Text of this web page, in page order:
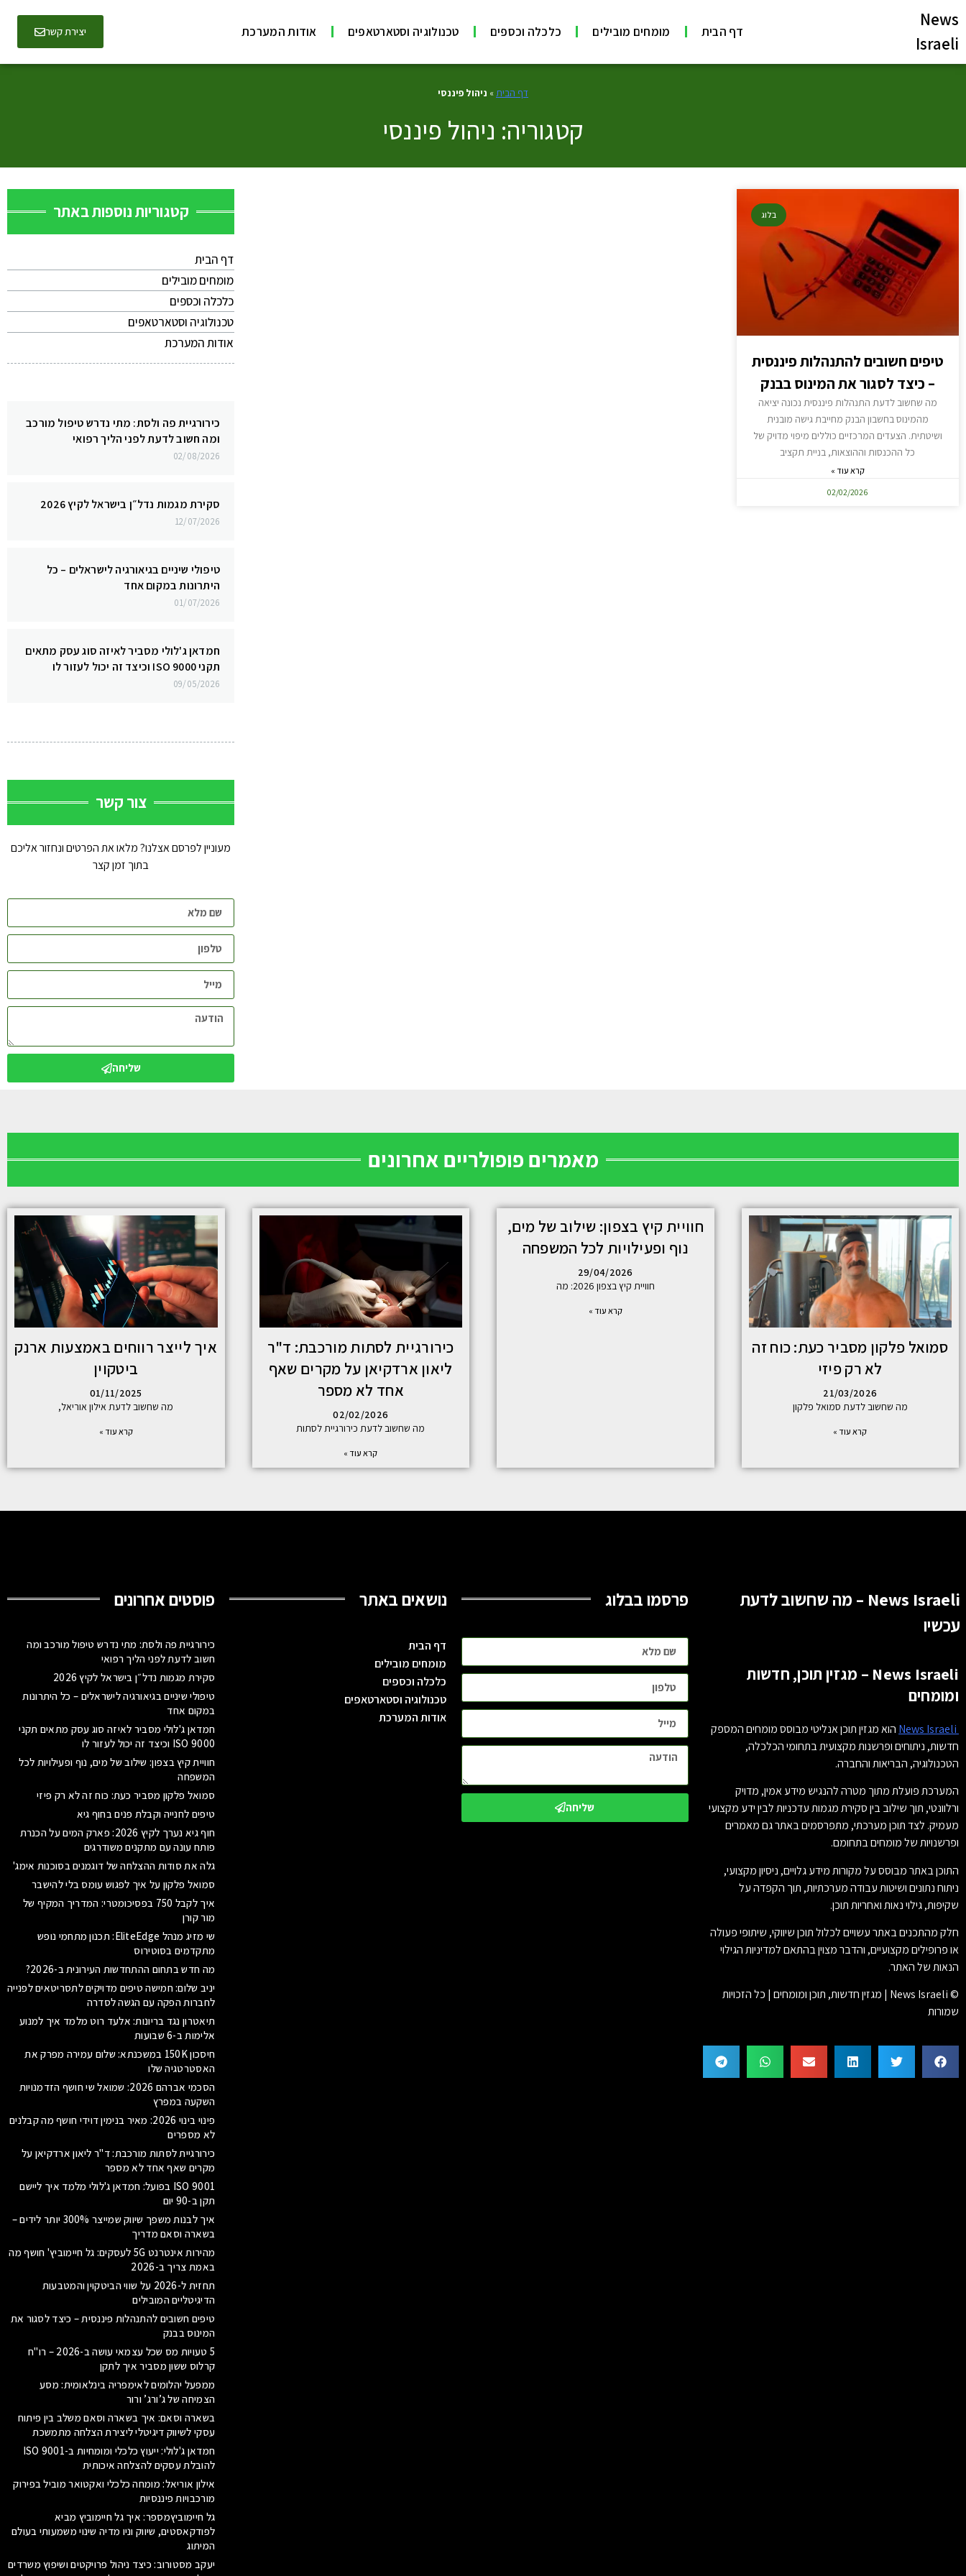
News
Israeli
דף הבית מומחים מובילים כלכלה וכספים טכנולוגיה וסטארטאפים אודות המערכת יצירת קשר
דף הבית» ניהול פיננסי
קטגוריה: ניהול פיננסי
בלוג
טיפים חשובים להתנהלות פיננסית
– כיצד לסגור את המינוס בבנק
מה שחשוב לדעת התנהלות פיננסית נכונה יציאה
מהמינוס בחשבון הבנק מחייבת גישה מובנית
ושיטתית. הצעדים המרכזיים כוללים מיפוי מדויק של
כל ההכנסות וההוצאות, בניית תקציב
קרא עוד »
02/02/2026
קטגוריות נוספות באתר
דף הבית
מומחים מובילים
כלכלה וכספים
טכנולוגיה וסטארטאפים
אודות המערכת
כירורגיית פה ולסת: מתי נדרש טיפול מורכב
ומה חשוב לדעת לפני הליך רפואי
02/08/2026
סקירת מגמות נדל״ן בישראל לקיץ 2026
12/07/2026
טיפולי שיניים בגיאורגיה לישראלים – כל
היתרונות במקום אחד
01/07/2026
חמדאן ג'לולי מסביר לאיזה סוג עסק מתאים
תקני ISO 9000 וכיצד זה יכול לעזור לו
09/05/2026
צור קשר
מעוניין לפרסם אצלנו? מלאו את הפרטים ונחזור אליכם
בתוך זמן קצר
שליחה
מאמרים פופולריים אחרונים
סמואל פלקון מסביר כעת: כוח זה
לא רק פיזי
21/03/2026
מה שחשוב לדעת סמואל פלקון
קרא עוד »
חוויית קיץ בצפון: שילוב של מים,
נוף ופעילויות לכל המשפחה
29/04/2026
חוויית קיץ בצפון 2026: מה
קרא עוד »
כירורגיית לסתות מורכבת: ד"ר
ליאון ארדקיאן על מקרים שאף
אחד לא מספר
02/02/2026
מה שחשוב לדעת כירורגיית לסתות
קרא עוד »
איך לייצר רווחים באמצעות ארנק
ביטקוין
01/11/2025
מה שחשוב לדעת אילון אוריאל,
קרא עוד »
News Israeli – מה שחשוב לדעת
עכשיו
News Israeli – מגזין תוכן, חדשות
ומומחים
הוא מגזין תוכן אנליטי מבוסס מומחים המספק
חדשות, ניתוחים ופרשנות מקצועית בתחומי הכלכלה,
הטכנולוגיה, הבריאות והחברה.
המערכת פועלת מתוך מטרה להנגיש מידע אמין, מדויק
ורלוונטי, תוך שילוב בין סקירת מגמות עדכניות לבין ידע מקצועי
מעמיק. לצד תוכן מערכתי, מתפרסמים באתר גם מאמרים
ופרשנויות של מומחים בתחומם.
התוכן באתר מבוסס על מקורות מידע גלויים, ניסיון מקצועי,
ניתוח נתונים ושיטות עבודה מערכתיות, תוך הקפדה על
שקיפות, גילוי נאות ואחריות תוכן.
חלק מהתכנים באתר עשויים לכלול תוכן שיווקי, שיתופי פעולה
או פרופילים מקצועיים, והדבר מצוין בהתאם למדיניות הגילוי
הנאות של האתר.
© News Israeli | מגזין חדשות, תוכן ומומחים | כל הזכויות
שמורות
פרסמו בבלוג
שליחה
נושאים באתר
דף הבית
מומחים מובילים
כלכלה וכספים
טכנולוגיה וסטארטאפים
אודות המערכת
פוסטים אחרונים
כירורגיית פה ולסת: מתי נדרש טיפול מורכב ומה
חשוב לדעת לפני הליך רפואי
סקירת מגמות נדל״ן בישראל לקיץ 2026
טיפולי שיניים בגיאורגיה לישראלים – כל היתרונות
במקום אחד
חמדאן ג'לולי מסביר לאיזה סוג עסק מתאים תקני
ISO 9000 וכיצד זה יכול לעזור לו
חוויית קיץ בצפון: שילוב של מים, נוף ופעילויות לכל
המשפחה
סמואל פלקון מסביר כעת: כוח זה לא רק פיזי
טיפים לחנייה וקבלת פנים בחוף גיא
חוף גיא נערך לקיץ 2026: פארק המים על הכנרת
פותח עונה עם מתקנים משודרגים
גלה את סודות ההצלחה של דוגמנים בסוכנות אימג'
סמואל פלקון על איך לפגוש עומס בלי להישבר
איך לקבל 750 בפסיכומטרי: המדריך המקיף של
מור קורן
שי מזיג מנהל EliteEdge: תכנון מתחמי נופש
מתקדמים בסוטירוס
מה חדש בתחום ההתחדשות העירונית ב-2026?
יניב שלום: חמישה טיפים מדויקים לתסריטאים לפנייה
לחברות הפקה עם הגשה לסדרה
תיאטרון נגד בריונות: אלעד רוט מלמד איך למנוע
אלימות ב-6 שבועות
חיסכון 150K במשכנתא: שלום עמירה מפרק את
האסטרטגיה שלו
הסכמי אברהם 2026: שמואל שי חושף הזדמנויות
השקעה במפרץ
פינוי בינוי 2026: מאיר בנימין דוידי חושף מה קבלנים
לא מספרים
כירורגיית לסתות מורכבת: ד"ר ליאון ארדקיאן על
מקרים שאף אחד לא מספר
ISO 9001 בפועל: חמדאן ג'לולי מלמד איך ליישם
תקן ב-90 יום
איך לבנות משפך שיווק שמייצר 300% יותר לידים –
בשארה וסאם מדריך
מהירות אינטרנט 5G לעסקים: גל חיימוביץ' חושף מה
באמת צריך ב-2026
תחזית ל-2026 על שווי הביטקוין והמטבעות
הדיגיטליים המובילים
טיפים חשובים להתנהלות פיננסית – כיצד לסגור את
המינוס בבנק
5 טעויות מס שכל עצמאי עושה ב-2026 – רו"ח
קרלוס ששון מסביר איך לתקן
ממפעל יהלומים לאימפריה בינלאומית: מסע
הצמיחה של ג’ורג’ ורור
בשארה וסאם: איך בשארה וסאם משלב בין פיתוח
עסקי לשיווק דיגיטלי ליצירת הצלחה מתמשכת
חמדאן ג'לולי: ייעוץ כלכלי ומומחיות ב-ISO 9001
להובלת עסקים להצלחה איכותית
אילון אוריאל: מומחה כלכלי ואקטואר מוביל בפירוק
מורכבויות פיננסיות
גל חיימוביץמספר: איך גל חיימוביץ מביא
לפודקאסטים, שיווק וניו מדיה שינוי משמעותי בעולם
המיתוג
יעקב מסטורוב: כיצד ניהול פרויקטים ושיפוץ משרדים